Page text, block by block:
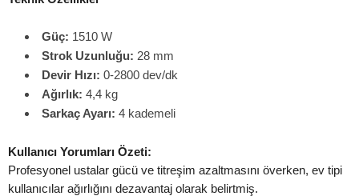
Güç: 1510 W
Strok Uzunluğu: 28 mm
Devir Hızı: 0-2800 dev/dk
Ağırlık: 4,4 kg
Sarkaç Ayarı: 4 kademeli
Kullanıcı Yorumları Özeti:
Profesyonel ustalar gücü ve titreşim azaltmasını överken, ev tipi
kullanıcılar ağırlığını dezavantaj olarak belirtmiş.